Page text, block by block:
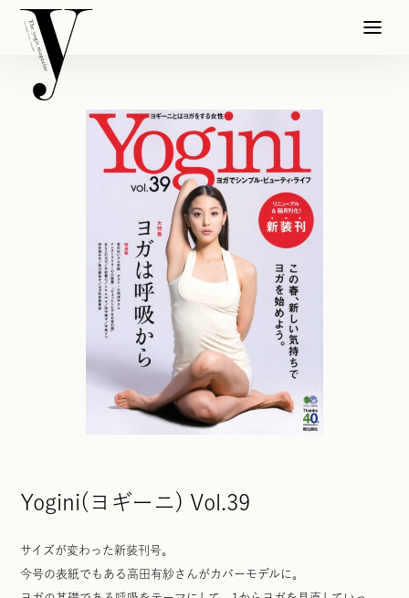
Yogini(ヨギーニ) Vol.39
サイズが変わった新装刊号。
今号の表紙でもある高田有紗さんがカバーモデルに。